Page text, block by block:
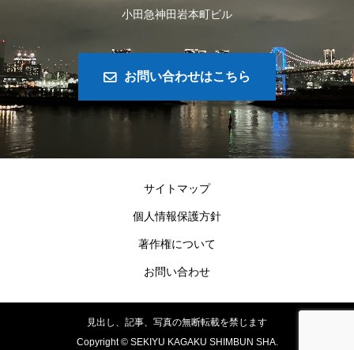
小田急神田岩本町ビル
お問い合わせはこちら
サイトマップ
個人情報保護方針
著作権について
お問い合わせ
見出し、記事、写真の無断転載を禁じます
Copyright ©SEKIYU KAGAKU SHIMBUN SHA.